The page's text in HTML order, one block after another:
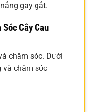
gay gắt.
Cây Cau
chăm sóc. Dưới
và chăm sóc